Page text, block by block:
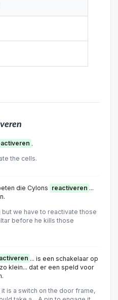
.
the cells.
die Cylons reactiveren ...
we have to reactivate those
before he kills those
... is een schakelaar op
klein... dat er een speld voor
is a switch on the door frame,